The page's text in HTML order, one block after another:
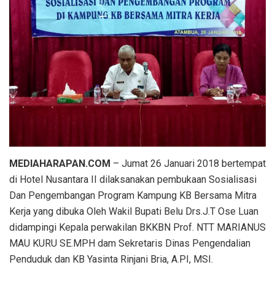
MEDIAHARAPAN.COM – Jumat 26 Januari 2018 bertempat
di Hotel Nusantara II dilaksanakan pembukaan Sosialisasi
Dan Pengembangan Program Kampung KB Bersama Mitra
Kerja yang dibuka Oleh Wakil Bupati Belu Drs.J.T Ose Luan
didampingi Kepala perwakilan BKKBN Prof. NTT MARIANUS
MAU KURU SE.MPH dam Sekretaris Dinas Pengendalian
Penduduk dan KB Yasinta Rinjani Bria, A.PI, MSI.